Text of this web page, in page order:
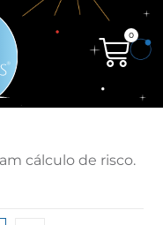
0
cálculo de risco.